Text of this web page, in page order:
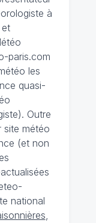
à
paris.com
les
quasi-
Outre
site météo
(et non
national
,